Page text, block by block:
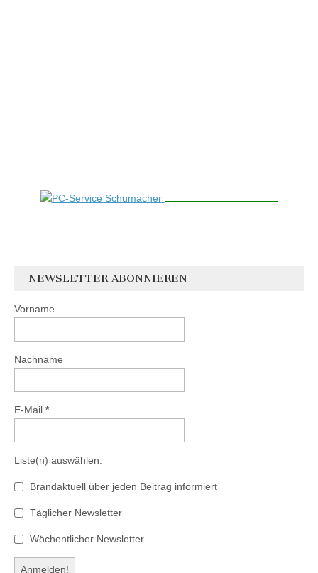
NEWSLETTER ABONNIEREN
Vorname
Nachname
E-Mail *
Liste(n) auswählen:
Brandaktuell über jeden Beitrag informiert
Täglicher Newsletter
Wöchentlicher Newsletter